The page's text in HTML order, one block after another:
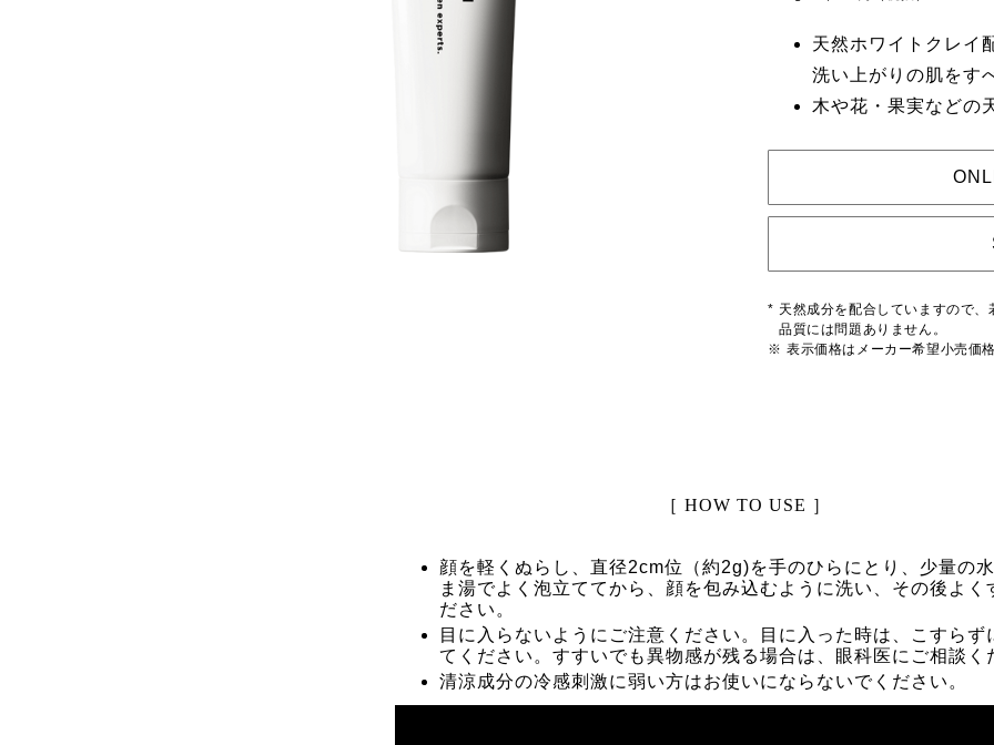
天然ホワイトクレイ
洗い上がりの肌をす
木や花・果実などの
* 天然成分を配合していますので、
品質には問題ありません。
※ 表示価格はメーカー希望小売価格
［ HOW TO USE ］
顔を軽くぬらし、直径2cm位（約2g)を手のひらにとり、少量の
ま湯でよく泡立ててから、顔を包み込むように洗い、その後よく
ださい。
目に入らないようにご注意ください。目に入った時は、こすらず
てください。すすいでも異物感が残る場合は、眼科医にご相談く
清涼成分の冷感刺激に弱い方はお使いにならないでください。